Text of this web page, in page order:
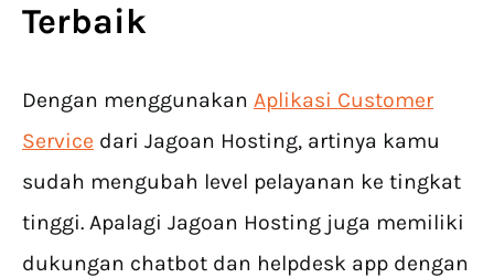
Terbaik
Dengan menggunakan Aplikasi Customer
Service dari Jagoan Hosting, artinya kamu
sudah mengubah level pelayanan ke tingkat
tinggi. Apalagi Jagoan Hosting juga memiliki
dukungan chatbot dan helpdesk app dengan